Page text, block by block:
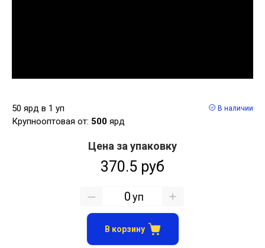
50 ярд в 1 уп
Крупнооптовая от: 500 ярд
В наличии
Цена за упаковку
370.5 руб
уп
В корзину